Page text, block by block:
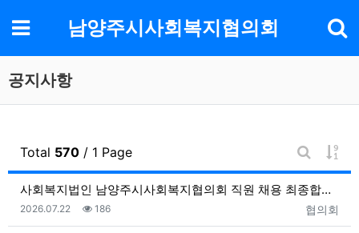
메뉴 남양주시사회복지협의회
공지사항
Total 570 / 1 Page
게시판 검
게
사회복지법인 남양주시사회복지협의회 직원 채용 최종합격자…
등록자
협의회
등록일
2026.07.22 조회
186